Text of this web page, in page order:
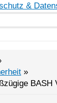
&
BASH